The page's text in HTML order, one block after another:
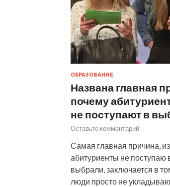
ОБРАЗОВАНИЕ
Названа главная
почему
не поступают в
Оставьте комментарий
Самая главная причина,
абитуриенты не поступаю
выбрали, заключается в
люди просто не